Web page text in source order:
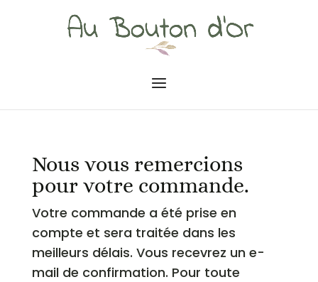
Nous vous remercions
pour votre commande.
Votre commande a été prise en
compte et sera traitée dans les
meilleurs délais. Vous recevrez un e-
mail de confirmation. Pour toute